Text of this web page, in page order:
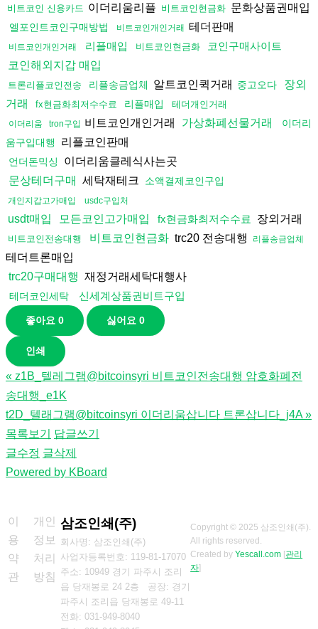
비트코인 신용카드 이더리움리플 비트코인현금화 문화상품권매입
엘포인트코인구매방법 비트코인개인거래 테더판매
비트코인개인거래 리플매입 비트코인현금화
코인구매사이트
코인해외지갑 매입
트론리플코인전송 리플송금업체 알트코인퀵거래 중고오다
장외
거래
fx현금화최저수수료 리플매입 테더개인거래
이더리움 tron구입 비트코인개인거래 가상화폐선물거래
이더리
움구입대행
리플코인판매
언더돈믹싱 이더리움클레식사는곳
문상테더구매 세탁재테크 소액결제코인구입
개인지갑고가매입 usdc구입처
usdt매입 모든코인고가매입 fx현금화최저수수료 장외거래
비트코인전송대행 비트코인현금화 trc20 전송대행 리플송금업체
테더트론매입
trc20구매대행 재정거래세탁대행사
테더코인세탁 신세계상품권비트구입
좋아요 0 싫어요 0
인쇄
« z1B_텔레그램@bitcoinsyri 비트코인전송대행 암호화폐전
송대행_e1K
t2D_텔래그램@bitcoinsyri 이더리움삽니다 트론삽니다_j4A »
목록보기 답글쓰기
글수정 글삭제
Powered by KBoard
이
용
약
관
개인
정보
처리
방침
삼조인쇄(주)
회사명: 삼조인쇄(주)
사업자등록번호: 119-81-17070
주소: 10949 경기 파주시 조리
읍 당재봉로 24 2층 공장: 경기
파주시 조리읍 당재봉로 49-11
전화: 031-949-8040
Copyright © 2025 삼조인쇄(주).
All rights reserved.
Created byYescall.com [관리
자]